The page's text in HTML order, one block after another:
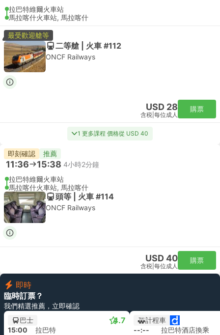
拉巴特維爾火車站
馬拉喀什火車站, 馬拉喀什
最受歡迎艙等
二等艙 | 火車 #112
ONCF Railways
USD 28
含税 每位成人
購票
1 更多課程 價格從 USD 40
即刻確認 推薦
11:36 15:38 4小時2分鐘
拉巴特維爾火車站
馬拉喀什火車站, 馬拉喀什
頭等 | 火車 #114
ONCF Railways
USD 40
含税 每位成人
購票
即時
臨時訂票？
我們精選推薦，立即確認
巴士
4.7
15:00 拉巴特
計程車
--:--
拉巴特酒店換乘